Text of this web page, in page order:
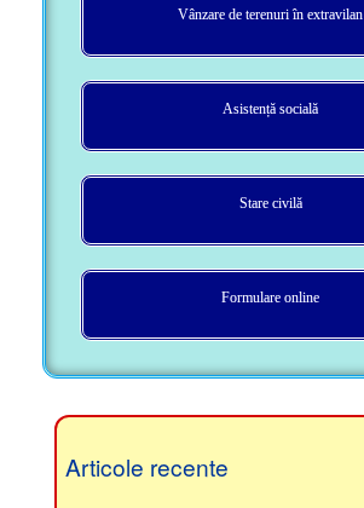
Vânzare de terenuri în extravilan
Asistență socială
Stare civilă
Formulare online
Articole recente